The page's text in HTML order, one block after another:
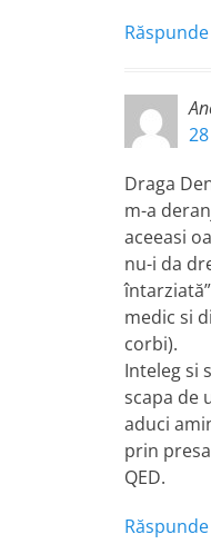
Răspunde
Draga
m-a
aceeasi
nu-i da
medic si
corbi).
Inteleg si
scapa de
aduci
prin
QED.
Răspunde